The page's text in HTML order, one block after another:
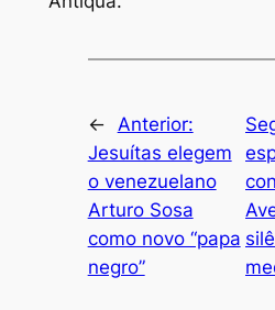
←
Anterior:
Jesuítas elegem
o venezuelano
Arturo Sosa
como novo “papa
negro”